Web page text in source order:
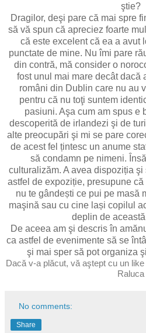
ştie?
Dragilor, deşi pare că mai spre
să vă spun că apreciez foarte
că este excelent că ea a avut
punctate de mine. Nu îmi pare
din contră, mă consider o
fost unul mai mare decât dacă
români din Dublin care nu au
pentru că nu toţi suntem
pasiuni. Aşa cum am spus e
descoperită de irlandezi şi de
alte preocupări şi mi se pare
de acest fel țintesc un anume
să condamn pe nimeni.
culturalizăm. A avea dispoziția
astfel de expoziție, presupune
nu te gândești ce pui pe masă
maşină sau cu cine lași copilul
deplin de
De aceea am şi descris în
ca astfel de evenimente să se
şi mai sper să pot organiza
Dacă v-a plăcut, vă aştept cu un like
Raluca
No comments:
Share